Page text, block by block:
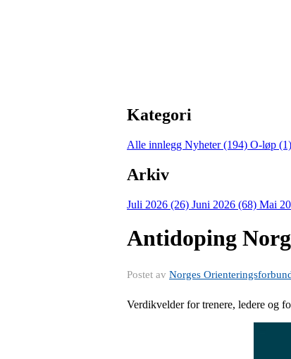
Kategori
Alle innlegg Nyheter (194) O-løp (1)
Arkiv
Juli 2026 (26) Juni 2026 (68) Mai
Antidoping
Postet av Norges
Verdikvelder for trenere, ledere og